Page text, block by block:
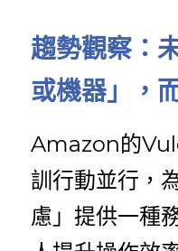
趨勢觀察：
或機器」，
Amazon的
訓行動並行，
慮」提供一種